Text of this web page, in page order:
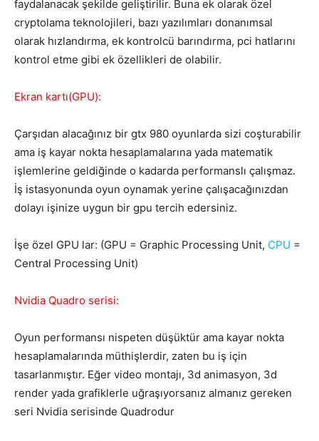
faydalanacak şekilde geliştirilir. Buna ek olarak özel
cryptolama teknolojileri, bazı yazılımları donanımsal
olarak hızlandırma, ek kontrolcü barındırma, pci hatlarını
kontrol etme gibi ek özellikleri de olabilir.
Ekran kartı(GPU):
Çarşıdan alacağınız bir gtx 980 oyunlarda sizi coşturabilir
ama iş kayar nokta hesaplamalarına yada matematik
işlemlerine geldiğinde o kadarda performanslı çalışmaz.
İş istasyonunda oyun oynamak yerine çalışacağınızdan
dolayı işinize uygun bir gpu tercih edersiniz.
İşe özel GPU lar: (GPU = Graphic Processing Unit, CPU =
Central Processing Unit)
Nvidia Quadro serisi:
Oyun performansı nispeten düşüktür ama kayar nokta
hesaplamalarında müthişlerdir, zaten bu iş için
tasarlanmıştır. Eğer video montajı, 3d animasyon, 3d
render yada grafiklerle uğraşıyorsanız almanız gereken
seri Nvidia serisinde Quadrodur